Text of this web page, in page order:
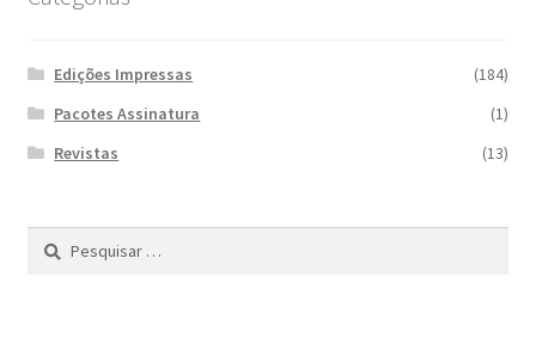
Edições Impressas
(184)
Pacotes Assinatura
(1)
Revistas
(13)
Pesquisar